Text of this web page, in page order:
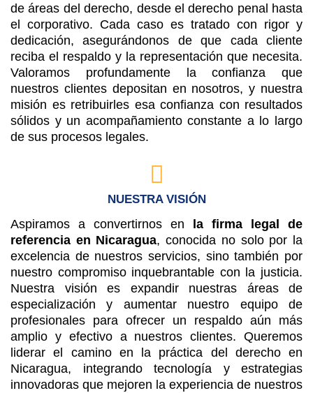
de áreas del derecho, desde el derecho penal hasta
el corporativo. Cada caso es tratado con rigor y
dedicación, asegurándonos de que cada cliente
reciba el respaldo y la representación que necesita.
Valoramos profundamente la confianza que
nuestros clientes depositan en nosotros, y nuestra
misión es retribuirles esa confianza con resultados
sólidos y un acompañamiento constante a lo largo
de sus procesos legales.
NUESTRA VISIÓN
Aspiramos a convertirnos en
la firma legal de
referencia en Nicaragua, conocida no solo por la
excelencia de nuestros servicios, sino también por
nuestro compromiso inquebrantable con la justicia.
Nuestra visión es expandir nuestras áreas de
especialización y aumentar nuestro equipo de
profesionales para ofrecer un respaldo aún más
amplio y efectivo a nuestros clientes. Queremos
liderar el camino en la práctica del derecho en
Nicaragua, integrando tecnología y estrategias
innovadoras que mejoren la experiencia de nuestros